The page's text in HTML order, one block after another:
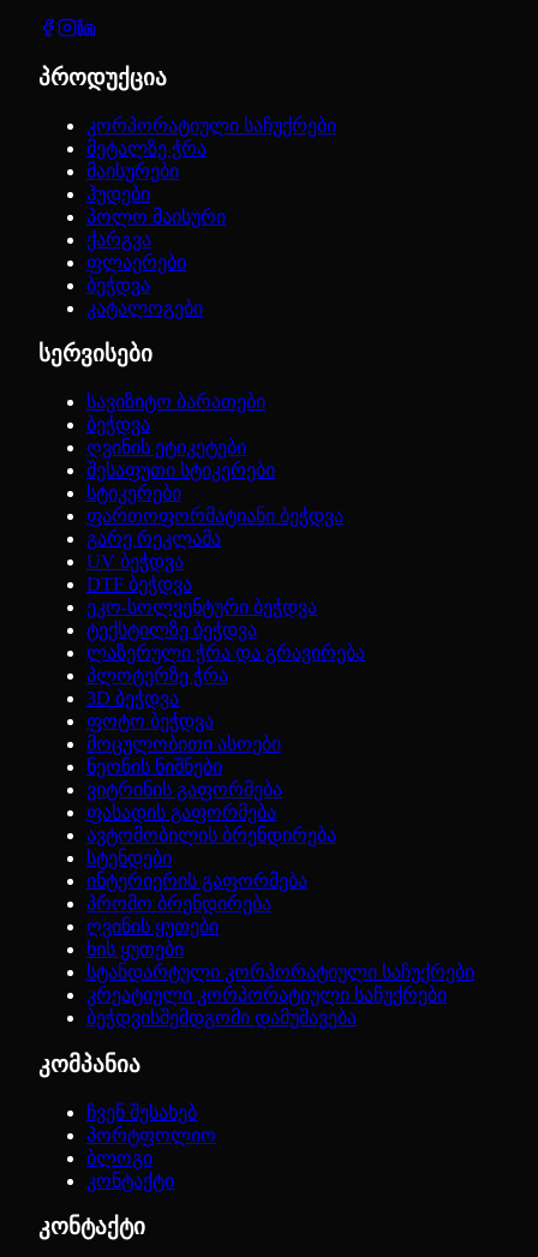
პროდუქცია
კორპორატიული საჩუქრები
მეტალზე ჭრა
მაისურები
ჰუდები
პოლო მაისური
ქარგვა
ფლაერები
ბეჭდვა
კატალოგები
სერვისები
სავიზიტო ბარათები
ბეჭდვა
ღვინის ეტიკეტები
შესაფუთი სტიკერები
სტიკერები
ფართოფორმატიანი ბეჭდვა
გარე რეკლამა
UV ბეჭდვა
DTF ბეჭდვა
ეკო-სოლვენტური ბეჭდვა
ტექსტილზე ბეჭდვა
ლაზერული ჭრა და გრავირება
პლოტერზე ჭრა
3D ბეჭდვა
ფოტო ბეჭდვა
მოცულობითი ასოები
ნეონის ნიშნები
ვიტრინის გაფორმება
ფასადის გაფორმება
ავტომობილის ბრენდირება
სტენდები
ინტერიერის გაფორმება
პრომო ბრენდირება
ღვინის ყუთები
ხის ყუთები
სტანდარტული კორპორატიული საჩუქრები
კრეატიული კორპორატიული საჩუქრები
ბეჭდვისშემდგომი დამუშავება
კომპანია
ჩვენ შესახებ
პორტფოლიო
ბლოგი
კონტაქტი
კონტაქტი